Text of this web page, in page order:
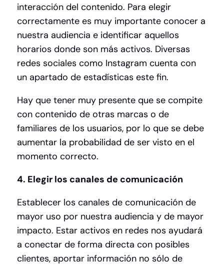
interacción del contenido. Para elegir
correctamente es muy importante conocer a
nuestra audiencia e identificar aquellos
horarios donde son más activos. Diversas
redes sociales como Instagram cuenta con
un apartado de estadísticas este fin.
Hay que tener muy presente que se compite
con contenido de otras marcas o de
familiares de los usuarios, por lo que se debe
aumentar la probabilidad de ser visto en el
momento correcto.
4. Elegir los canales de comunicación
Establecer los canales de comunicación de
mayor uso por nuestra audiencia y de mayor
impacto. Estar activos en redes nos ayudará
a conectar de forma directa con posibles
clientes, aportar información no sólo de